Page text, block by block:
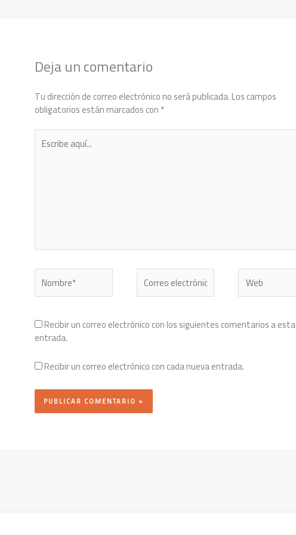
Deja un comentario
Tu dirección de correo electrónico no será publicada.Los campos
obligatorios están marcados con*
Escribe
aquí...
Nombre* Correo
electrónico*
Web
Recibir un correo electrónico con los siguientes comentarios a esta
entrada.
Recibir un correo electrónico con cada nueva entrada.